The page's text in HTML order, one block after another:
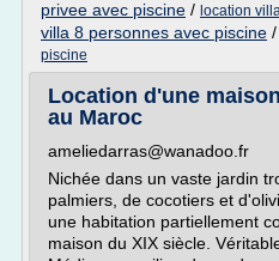
privee avec piscine / location
villa 8 personnes avec piscine /
piscine
Location d'une
au Maroc
ameliedarras@wanadoo.fr
Nichée dans un vaste jardin
palmiers, de cocotiers et
une habitation partiellement
maison du XIX siècle.